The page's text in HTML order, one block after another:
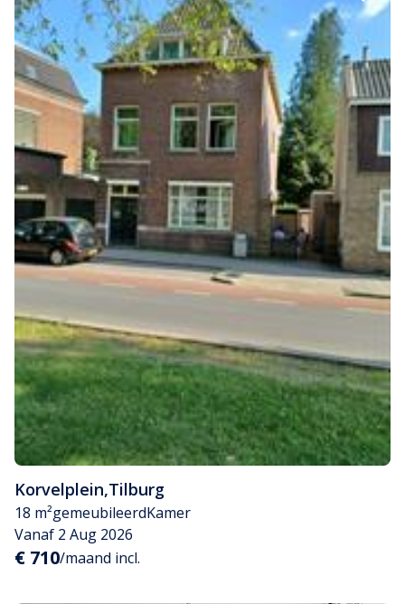
Korvelplein,Tilburg
18 m²gemeubileerdKamer
Vanaf 2 Aug 2026
€ 710/maand incl.